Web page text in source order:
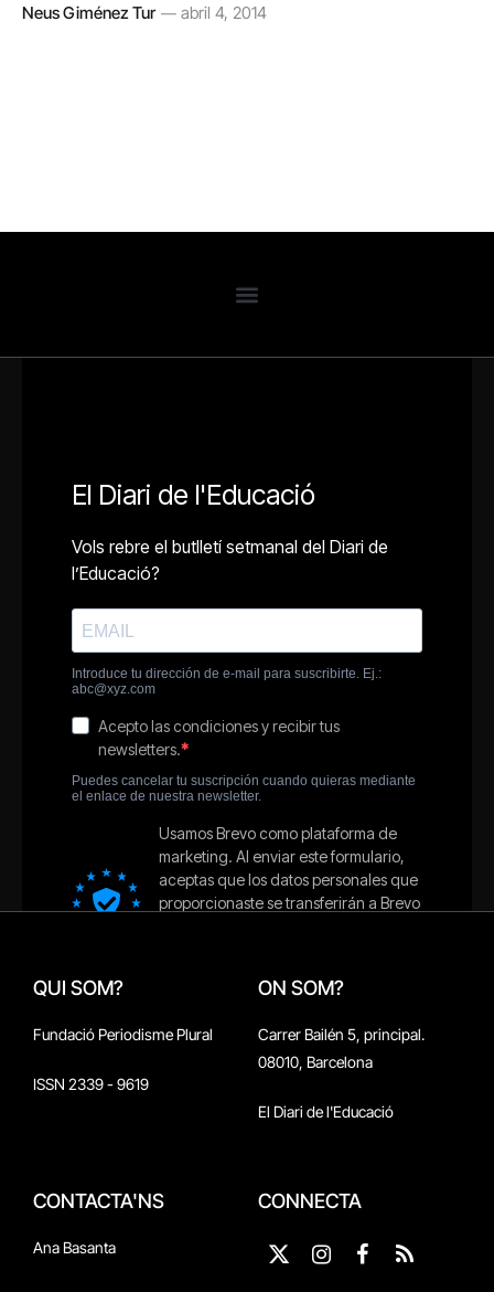
Neus Giménez Tur abril 4, 2014
QUI SOM?
Fundació Periodisme Plural
ISSN 2339 - 9619
ON SOM?
Carrer Bailén 5, principal.
08010, Barcelona
El Diari de l'Educació
CONTACTA'NS
Ana Basanta
CONNECTA
X
Instagram
Facebook
RSS